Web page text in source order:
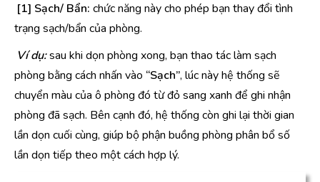
[1] Sạch/ Bẩn: chức năng này cho phép bạn thay đổi tình
trạng sạch/bẩn của phòng.
Ví dụ:sau khi dọn phòng xong, bạn thao tác làm sạch
phòng bằng cách nhấn vào “Sạch”, lúc này hệ thống sẽ
chuyển màu của ô phòng đó từ đỏ sang xanh để ghi nhận
phòng đã sạch. Bên cạnh đó, hệ thống còn ghi lại thời gian
lần dọn cuối cùng, giúp bộ phận buồng phòng phân bổ số
lần dọn tiếp theo một cách hợp lý.